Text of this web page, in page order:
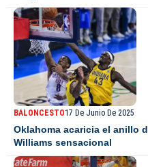
BALONCESTO17 De Junio De 2025
Oklahoma acaricia el anillo
Williams sensacional